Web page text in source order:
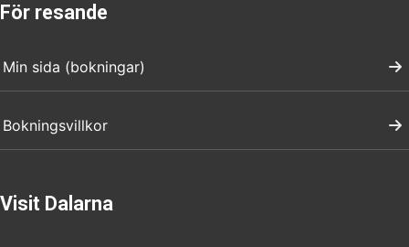
För resande
Min sida (bokningar)
Bokningsvillkor
Visit Dalarna